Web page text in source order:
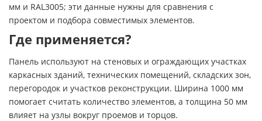
мм и RAL3005; эти данные нужны для сравнения с
проектом и подбора совместимых элементов.
Где применяется?
Панель используют на стеновых и ограждающих участках
каркасных зданий, технических помещений, складских зон,
перегородок и участков реконструкции. Ширина 1000 мм
помогает считать количество элементов, а толщина 50 мм
влияет на узлы вокруг проемов и торцов.